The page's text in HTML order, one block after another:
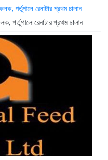
পর্তুগালে রেনাটার প্রথম চালান